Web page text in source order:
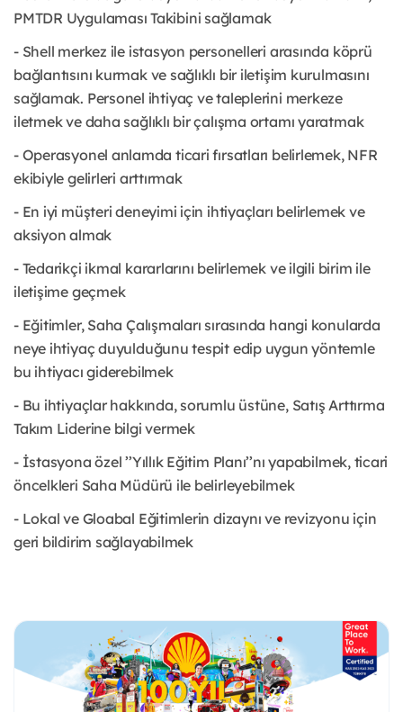
PMTDR Uygulaması Takibini sağlamak
- Shell merkez ile istasyon personelleri arasında köprü
bağlantısını kurmak ve sağlıklı bir iletişim kurulmasını
sağlamak. Personel ihtiyaç ve taleplerini merkeze
iletmek ve daha sağlıklı bir çalışma ortamı yaratmak
- Operasyonel anlamda ticari fırsatları belirlemek, NFR
ekibiyle gelirleri arttırmak
- En iyi müşteri deneyimi için ihtiyaçları belirlemek ve
aksiyon almak
- Tedarikçi ikmal kararlarını belirlemek ve ilgili birim ile
iletişime geçmek
- Eğitimler, Saha Çalışmaları sırasında hangi konularda
neye ihtiyaç duyulduğunu tespit edip uygun yöntemle
bu ihtiyacı giderebilmek
- Bu ihtiyaçlar hakkında, sorumlu üstüne, Satış Arttırma
Takım Liderine bilgi vermek
- İstasyona özel ’’Yıllık Eğitim Planı’’nı yapabilmek, ticari
öncelkleri Saha Müdürü ile belirleyebilmek
- Lokal ve Gloabal Eğitimlerin dizaynı ve revizyonu için
geri bildirim sağlayabilmek